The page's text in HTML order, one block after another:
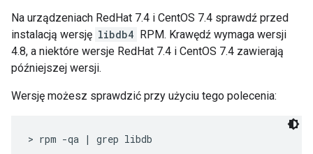
Na urządzeniach RedHat 7.4 i CentOS 7.4 sprawdź przed
instalacją wersję libdb4 RPM. Krawędź wymaga wersji
4.8, a niektóre wersje RedHat 7.4 i CentOS 7.4 zawierają
późniejszej wersji.
Wersję możesz sprawdzić przy użyciu tego polecenia:
> rpm -qa | grep libdb